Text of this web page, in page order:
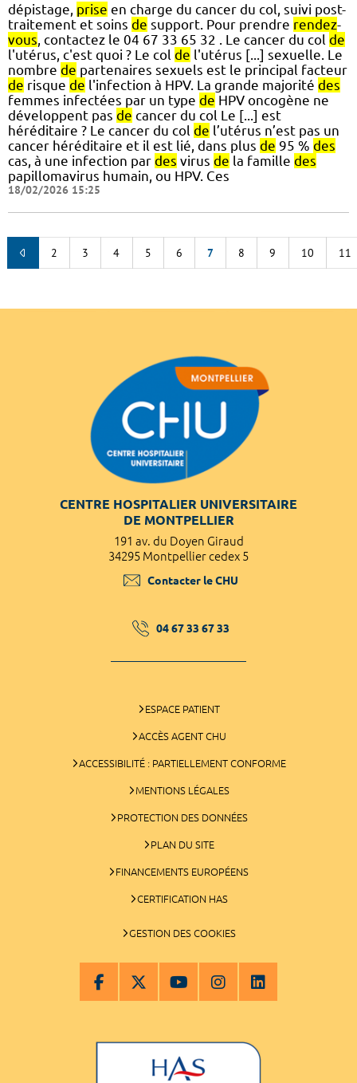
dépistage, prise en charge du cancer du col, suivi post-
traitement et soins de support. Pour prendre rendez-
vous , contactez le 04 67 33 65 32 . Le cancer du col de
l'utérus, c'est quoi ? Le col de l'utérus [...] sexuelle. Le
nombre de partenaires sexuels est le principal facteur
de risque de l'infection à HPV. La grande majorité des
femmes infectées par un type de HPV oncogène ne
développent pas de cancer du col Le [...] est
héréditaire ? Le cancer du col de l’utérus n’est pas un
cancer héréditaire et il est lié, dans plus de 95 % des
cas, à une infection par des virus de la famille des
papillomavirus humain, ou HPV. Ces
18/02/2026 15:25
2 3 4 5 6 7 8 9 10 11
CENTRE HOSPITALIER UNIVERSITAIRE
DE MONTPELLIER
191 av. du Doyen Giraud
34295 Montpellier cedex 5
Contacter le CHU
04 67 33 67 33
ESPACE PATIENT
ACCÈS AGENT CHU
ACCESSIBILITÉ : PARTIELLEMENT CONFORME
MENTIONS LÉGALES
PROTECTION DES DONNÉES
PLAN DU SITE
FINANCEMENTS EUROPÉENS
CERTIFICATION HAS
GESTION DES COOKIES